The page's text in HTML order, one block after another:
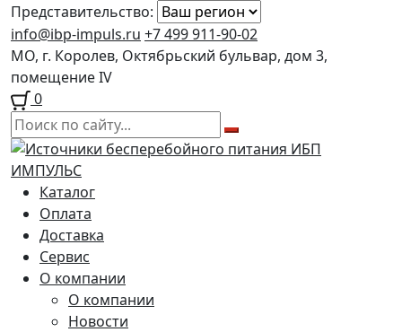
Представительство:
info@ibp-impuls.ru +7 499 911-90-02
МО, г. Королев, Октябрьский бульвар, дом 3,
помещение IV
0
Перейти
к
навигации
Перейти
к
содержимому
Каталог
Оплата
Доставка
Сервис
О компании
О компании
Новости